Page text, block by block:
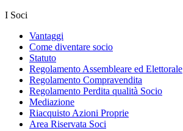
I Soci
Vantaggi
Come diventare socio
Statuto
Regolamento Assembleare ed Elettorale
Regolamento Compravendita
Regolamento Perdita qualità Socio
Mediazione
Riacquisto Azioni Proprie
Area Riservata Soci